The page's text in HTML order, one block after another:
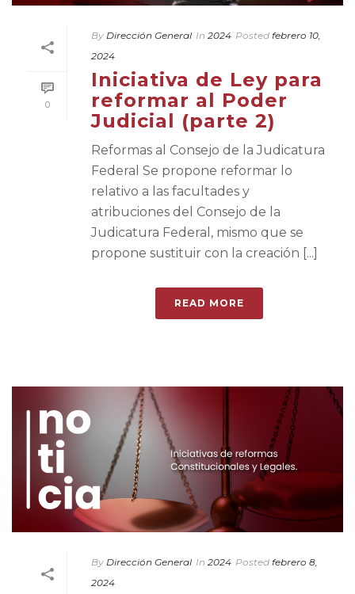
0
By Dirección General In 2024 Posted febrero 10,
2024
Iniciativa de Ley para
reformar al Poder
Judicial (parte 2)
Reformas al Consejo de la Judicatura
Federal Se propone reformar lo
relativo a las facultades y
atribuciones del Consejo de la
Judicatura Federal, mismo que se
propone sustituir con la creación [...]
READ MORE
By Dirección General In 2024 Posted febrero 8,
2024